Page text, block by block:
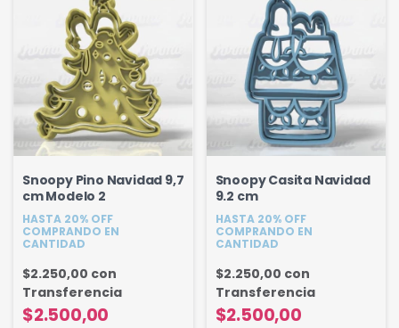
Snoopy Pino Navidad 9,7
cm Modelo 2
HASTA 20% OFF
COMPRANDO EN
CANTIDAD
$2.500,00
$2.250,00 con
Transferencia
Snoopy Casita Navidad
9.2 cm
HASTA 20% OFF
COMPRANDO EN
CANTIDAD
$2.500,00
$2.250,00 con
Transferencia